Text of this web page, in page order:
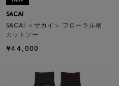
SACAI
SACAI ＜サカイ＞ フローラル柄
カットソー
¥44,000